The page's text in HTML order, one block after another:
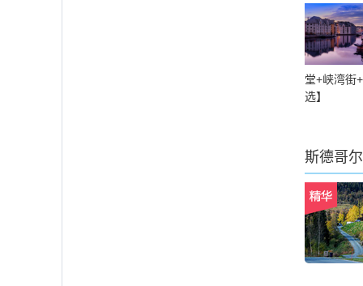
堂+峡湾街
选】
斯德哥